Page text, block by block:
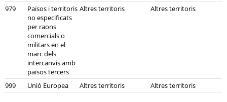
979
Països i territoris
no especificats
per raons
comercials o
militars en el
marc dels
intercanvis amb
països tercers
Altres territoris Altres territoris
999 Unió Europea Altres territoris Altres territoris